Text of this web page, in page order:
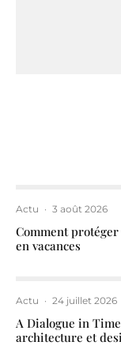
Actu · 3 août 2026
Comment
en vacances
Actu · 24 juillet 2026
A Dialogue in
architecture et